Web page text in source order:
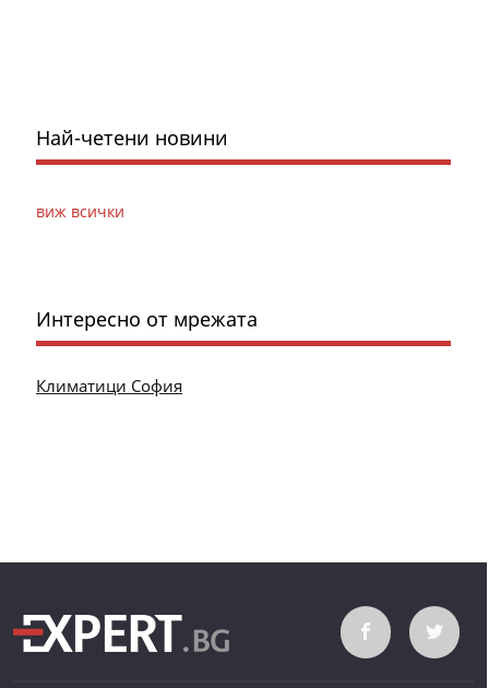
Най-четени новини
виж всички
Интересно от мрежата
Климатици София